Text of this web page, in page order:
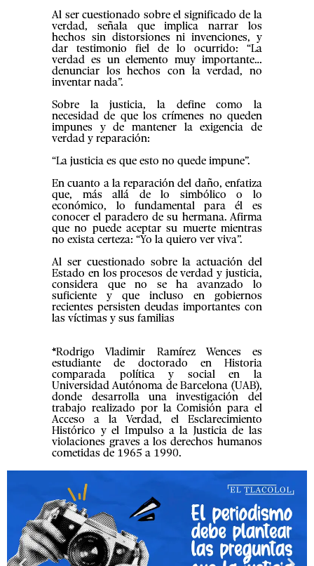
Al ser cuestionado sobre el significado de la
verdad, señala que implica narrar los
hechos sin distorsiones ni invenciones, y
dar testimonio fiel de lo ocurrido: “La
verdad es un elemento muy importante…
denunciar los hechos con la verdad, no
inventar nada”.
Sobre la justicia, la define como la
necesidad de que los crímenes no queden
impunes y de mantener la exigencia de
verdad y reparación:
“La justicia es que esto no quede impune”.
En cuanto a la reparación del daño, enfatiza
que, más allá de lo simbólico o lo
económico, lo fundamental para él es
conocer el paradero de su hermana. Afirma
que no puede aceptar su muerte mientras
no exista certeza: “Yo la quiero ver viva”.
Al ser cuestionado sobre la actuación del
Estado en los procesos de verdad y justicia,
considera que no se ha avanzado lo
suficiente y que incluso en gobiernos
recientes persisten deudas importantes con
las víctimas y sus familias
*Rodrigo Vladimir Ramírez Wences es
estudiante de doctorado en Historia
comparada política y social en la
Universidad Autónoma de Barcelona (UAB),
donde desarrolla una investigación del
trabajo realizado por la Comisión para el
Acceso a la Verdad, el Esclarecimiento
Histórico y el Impulso a la Justicia de las
violaciones graves a los derechos humanos
cometidas de 1965 a 1990.